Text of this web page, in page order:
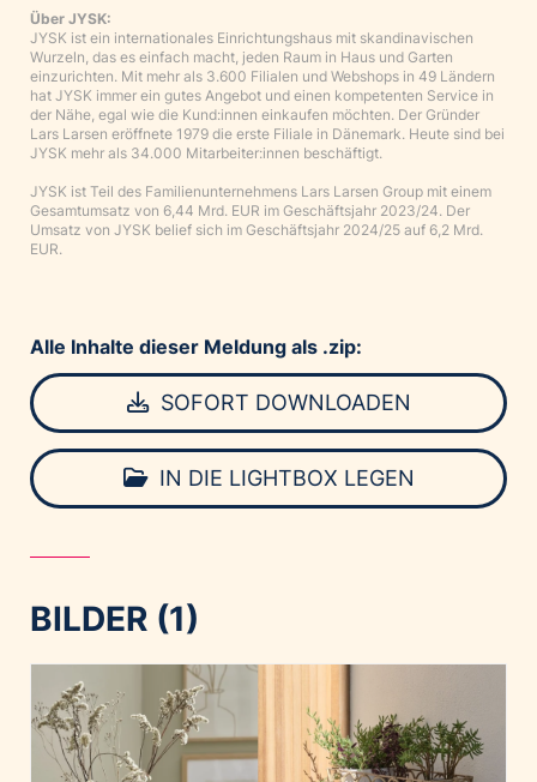
Über JYSK:
JYSK ist ein internationales Einrichtungshaus mit skandinavischen
Wurzeln, das es einfach macht, jeden Raum in Haus und Garten
einzurichten. Mit mehr als 3.600 Filialen und Webshops in 49 Ländern
hat JYSK immer ein gutes Angebot und einen kompetenten Service in
der Nähe, egal wie die Kund:innen einkaufen möchten. Der Gründer
Lars Larsen eröffnete 1979 die erste Filiale in Dänemark. Heute sind bei
JYSK mehr als 34.000 Mitarbeiter:innen beschäftigt.
JYSK ist Teil des Familienunternehmens Lars Larsen Group mit einem
Gesamtumsatz von 6,44 Mrd. EUR im Geschäftsjahr 2023/24. Der
Umsatz von JYSK belief sich im Geschäftsjahr 2024/25 auf 6,2 Mrd.
EUR.
Alle Inhalte dieser Meldung als .zip:
SOFORT DOWNLOADEN
IN DIE LIGHTBOX LEGEN
BILDER (1)